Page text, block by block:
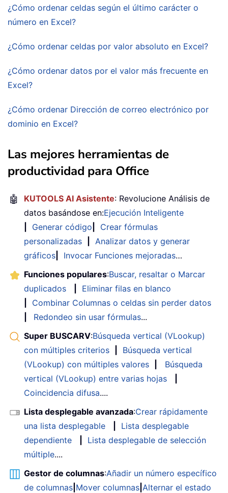
¿Cómo ordenar celdas según el último carácter o
número en Excel?
¿Cómo ordenar celdas por valor absoluto en Excel?
¿Cómo ordenar datos por el valor más frecuente en
Excel?
¿Cómo ordenar Dirección de correo electrónico por
dominio en Excel?
Las mejores herramientas de
productividad para Office
🤖 KUTOOLS AI Asistente: Revolucione Análisis de
datos basándose en:Ejecución Inteligente
Generar código
Crear fórmulas
personalizadas
Analizar datos y generar
gráficos
Invocar Funciones mejoradas…
Funciones populares:Buscar, resaltar o Marcar
duplicados
Eliminar filas en blanco
Combinar Columnas o celdas sin perder datos
Redondeo sin usar fórmulas...
Super BUSCARV:Búsqueda vertical (VLookup)
con múltiples criterios
Búsqueda vertical
(VLookup) con múltiples valores
Búsqueda
vertical (VLookup) entre varias hojas
Coincidencia difusa....
Lista desplegable avanzada:Crear rápidamente
una lista desplegable
Lista desplegable
dependiente
Lista desplegable de selección
múltiple....
Gestor de columnas:Añadir un número específico
de columnas Mover columnas Alternar el estado